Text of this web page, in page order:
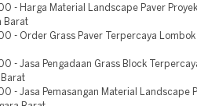
- Harga Material Landscape Paver
Barat
- Order Grass Paver Terpercaya
- Jasa Pengadaan Grass Block
Barat
- Jasa Pemasangan Material Landscape